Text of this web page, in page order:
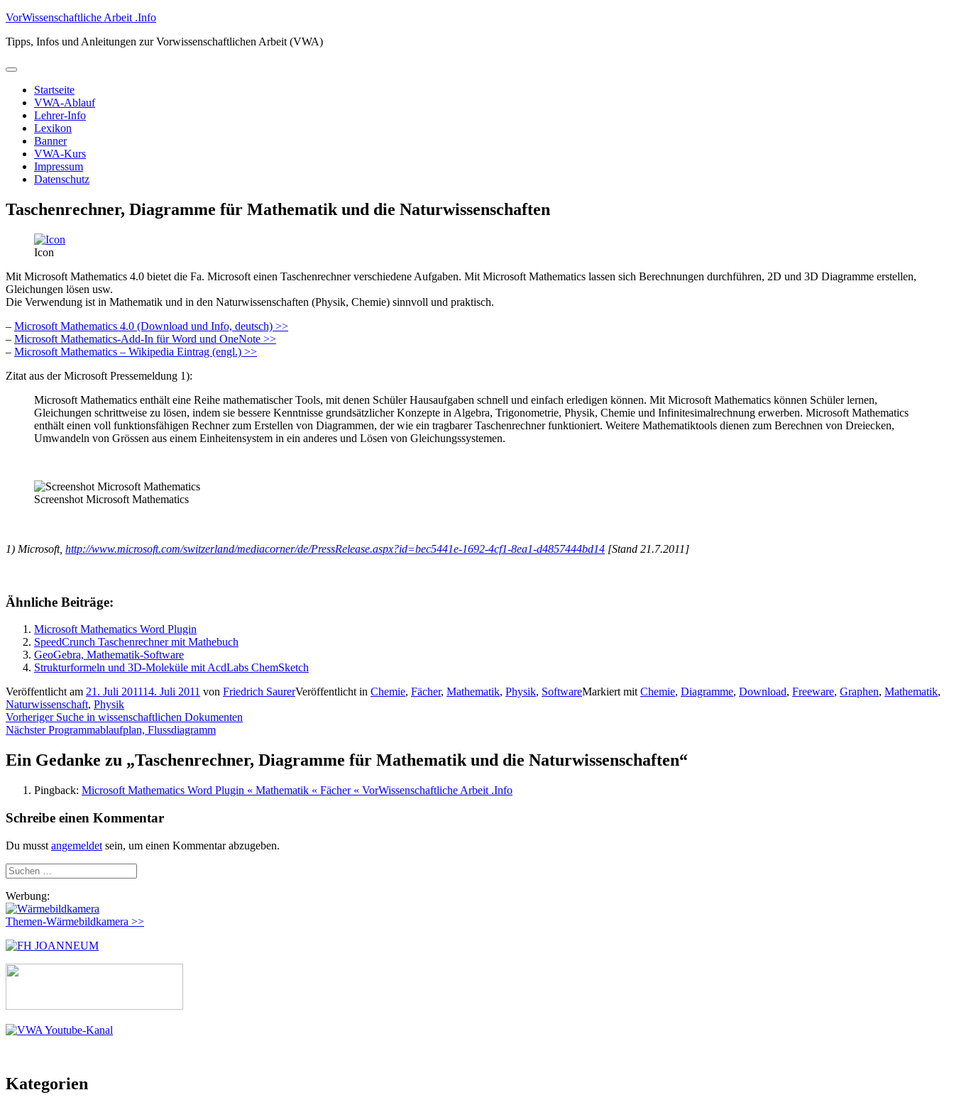
Zum
springen
VorWissenschaftliche Arbeit .Info
Tipps, Infos und Anleitungen zur Vorwissenschaftlichen Arbeit (VWA)
Primäres
Startseite
VWA-Ablauf
Lehrer-Info
Lexikon
Banner
VWA-Kurs
Impressum
Datenschutz
Taschenrechner, Diagramme für Mathematik und die Naturwissenschaften
Icon
Mit Microsoft Mathematics 4.0 bietet die Fa. Microsoft einen Taschenrechner verschiedene Aufgaben. Mit Microsoft Mathematics lassen sich Berechnungen durchführen, 2D und 3D Diagramme erstellen,
Gleichungen lösen usw.
Die Verwendung ist in Mathematik und in den Naturwissenschaften (Physik, Chemie) sinnvoll und praktisch.
– Microsoft Mathematics 4.0 (Download und Info, deutsch) >>
– Microsoft Mathematics-Add-In für Word und OneNote >>
– Microsoft Mathematics – Wikipedia Eintrag (engl.) >>
Zitat aus der Microsoft Pressemeldung 1):
Microsoft Mathematics enthält eine Reihe mathematischer Tools, mit denen Schüler Hausaufgaben schnell und einfach erledigen können. Mit Microsoft Mathematics können Schüler lernen,
Gleichungen schrittweise zu lösen, indem sie bessere Kenntnisse grundsätzlicher Konzepte in Algebra, Trigonometrie, Physik, Chemie und Infinitesimalrechnung erwerben. Microsoft Mathematics
enthält einen voll funktionsfähigen Rechner zum Erstellen von Diagrammen, der wie ein tragbarer Taschenrechner funktioniert. Weitere Mathematiktools dienen zum Berechnen von Dreiecken,
Umwandeln von Grössen aus einem Einheitensystem in ein anderes und Lösen von Gleichungssystemen.
Screenshot Microsoft Mathematics
1) Microsoft, http://www.microsoft.com/switzerland/mediacorner/de/PressRelease.aspx?id=bec5441e-1692-4cf1-8ea1-d4857444bd14 [Stand 21.7.2011]
Ähnliche Beiträge:
Microsoft Mathematics Word Plugin
SpeedCrunch Taschenrechner mit Mathebuch
GeoGebra, Mathematik-Software
Strukturformeln und 3D-Moleküle mit AcdLabs ChemSketch
Veröffentlicht am 21. Juli 201114. Juli 2011 von Friedrich SaurerVeröffentlicht in Chemie, Fächer, Mathematik, Physik, SoftwareMarkiert mit Chemie, Diagramme, Download, Freeware, Graphen, Mathematik,
Naturwissenschaft, Physik
Beitragsnavigation
Vorheriger Vorheriger
Beitrag:
Suche in wissenschaftlichen Dokumenten
Nächster Nächster
Programmablaufplan, Flussdiagramm
Ein Gedanke zu „Taschenrechner, Diagramme für Mathematik und die Naturwissenschaften“
Pingback: Microsoft Mathematics Word Plugin « Mathematik « Fächer « VorWissenschaftliche Arbeit .Info
Schreibe einen Kommentar
Du musst angemeldet sein, um einen Kommentar abzugeben.
Suchen
nach:
Werbung:
Themen-Wärmebildkamera >>
Kategorien